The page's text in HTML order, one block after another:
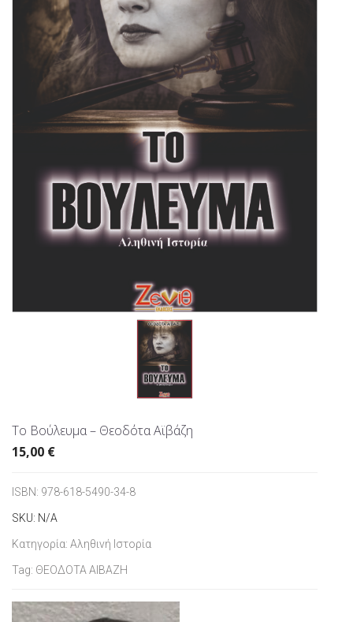
Το Βούλευμα – Θεοδότα Αϊβάζη
15,00 €
ISBN: 978-618-5490-34-8
SKU: N/A
Κατηγορία: Αληθινή Ιστορία
Tag: ΘΕΟΔΟΤΑ ΑΙΒΑΖΗ